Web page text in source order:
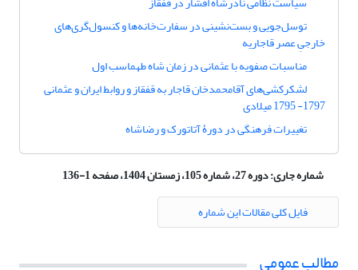
توسل‌جویی و بست‌نشینی در سفارت‌خانه‌ها و کنسول‌گری‌های
خارجیِ عصر قاجاریه
مناسبات صفویه با عثمانی در زمان شاه طهماسب اول
لشکرکشی‌های آقامحمدخان قاجار به قفقاز و روابط ایران و عثمانی
1797- 1795 میلادی
تغییرات فرهنگی در دورۀ آتاتورک و رضاشاه
شماره جاری:دوره 27، شماره 105، زمستان 1404، صفحه 1-136
فایل کلی مقالات این شماره
مطالب عمومی